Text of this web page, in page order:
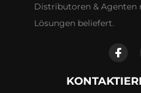
Distributoren & Agenten
Lösungen beliefert.